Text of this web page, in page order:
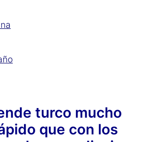
turco mucho
que con los